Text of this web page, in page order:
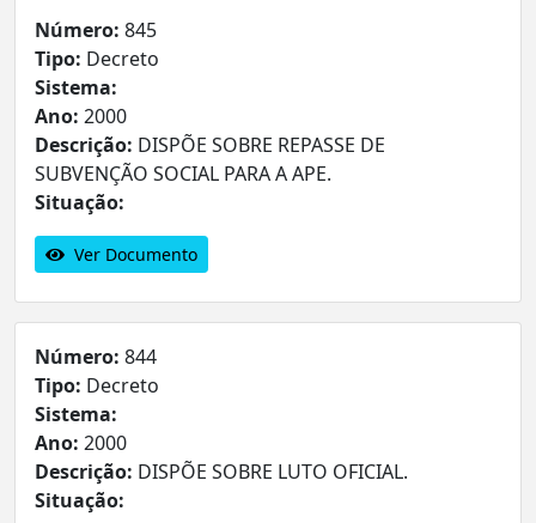
Número: 845
Tipo: Decreto
Sistema:
Ano: 2000
Descrição: DISPÕE SOBRE REPASSE DE
SUBVENÇÃO SOCIAL PARA A APE.
Situação:
Ver Documento
Número: 844
Tipo: Decreto
Sistema:
Ano: 2000
Descrição: DISPÕE SOBRE LUTO OFICIAL.
Situação: